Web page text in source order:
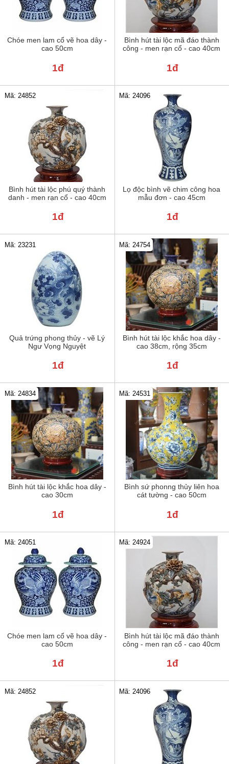
Chóe men lam cổ vẽ hoa dây -
cao 50cm
1đ
Bình hút tài lộc mã đáo thành
công - men rạn cổ - cao 40cm
1đ
Bình hút tài lộc phú quý thành
danh - men rạn cổ - cao 40cm
Mã: 24852
1đ
Lọ độc bình vẽ chim công hoa
mẫu đơn - cao 45cm
Mã: 24096
1đ
Quả trứng phong thủy - vẽ Lý
Ngư Vọng Nguyệt
Mã: 23231
1đ
Bình hút tài lộc khắc hoa dây -
cao 38cm, rộng 35cm
Mã: 24754
1đ
Bình hút tài lộc khắc hoa dây -
cao 30cm
Mã: 24834
1đ
Bình sứ phonng thủy liên hoa
cát tường - cao 50cm
Mã: 24531
1đ
Chóe men lam cổ vẽ hoa dây -
cao 50cm
Mã: 24051
1đ
Bình hút tài lộc mã đáo thành
công - men rạn cổ - cao 40cm
Mã: 24924
1đ
Mã: 24852 Mã: 24096